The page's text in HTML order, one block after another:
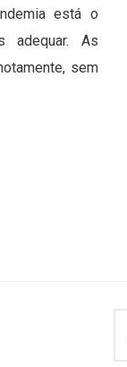
está o
adequar. As
sem